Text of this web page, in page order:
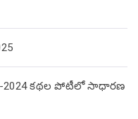
2024 కథల పోటీలో సాధారణ